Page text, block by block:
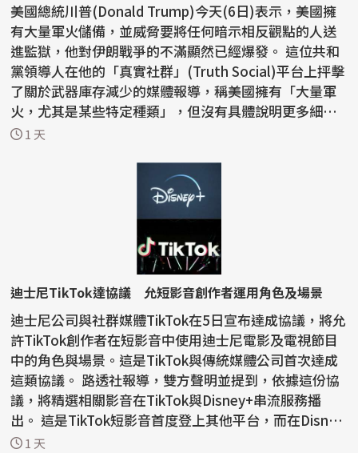
美國總統川普(Donald Trump)今天(6日)表示，美國擁
有大量軍火儲備，並威脅要將任何暗示相反觀點的人送
進監獄，他對伊朗戰爭的不滿顯然已經爆發。 這位共和
黨領導人在他的「真實社群」(Truth Social)平台上抨擊
了關於武器庫存減少的媒體報導，稱美國擁有「大量軍
火，尤其是某些特定種類」，但沒有具體說明更多細
節。...
1 天
迪士尼TikTok達協議 允短影音創作者運用角色及場景
迪士尼公司與社群媒體TikTok在5日宣布達成協議，將允
許TikTok創作者在短影音中使用迪士尼電影及電視節目
中的角色與場景。這是TikTok與傳統媒體公司首次達成
這類協議。 路透社報導，雙方聲明並提到，依據這份協
議，將精選相關影音在TikTok與Disney+串流服務播
出。 這是TikTok短影音首度登上其他平台，而在Disney
+，影...
1 天